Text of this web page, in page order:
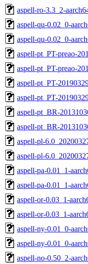
aspell-ro-3.3_2-
aspell-qu-0.02_0-
aspell-qu-0.02_0-
aspell-pt_PT-preao-
aspell-pt_PT-preao-
aspell-pt_PT-
aspell-pt_PT-
aspell-pt_BR-
aspell-pt_BR-
aspell-pl-
aspell-pl-
aspell-pa-0.01_1-
aspell-pa-0.01_1-
aspell-or-0.03_1-
aspell-or-0.03_1-
aspell-ny-0.01_0-
aspell-ny-0.01_0-
aspell-no-0.50_2-